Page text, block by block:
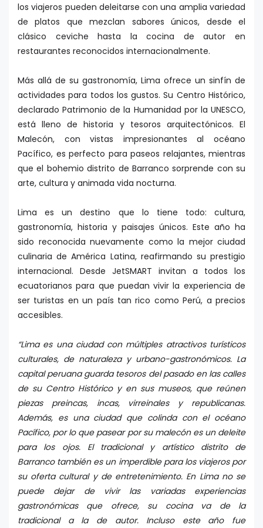
los viajeros pueden deleitarse con una amplia variedad
de platos que mezclan sabores únicos, desde el
clásico ceviche hasta la cocina de autor en
restaurantes reconocidos internacionalmente.
Más allá de su gastronomía, Lima ofrece un sinfín de
actividades para todos los gustos. Su Centro Histórico,
declarado Patrimonio de la Humanidad por la UNESCO,
está lleno de historia y tesoros arquitectónicos. El
Malecón, con vistas impresionantes al océano
Pacífico, es perfecto para paseos relajantes, mientras
que el bohemio distrito de Barranco sorprende con su
arte, cultura y animada vida nocturna.
Lima es un destino que lo tiene todo: cultura,
gastronomía, historia y paisajes únicos. Este año ha
sido reconocida nuevamente como la mejor ciudad
culinaria de América Latina, reafirmando su prestigio
internacional. Desde JetSMART invitan a todos los
ecuatorianos para que puedan vivir la experiencia de
ser turistas en un país tan rico como Perú, a precios
accesibles.
“Lima es una ciudad con múltiples atractivos turísticos
culturales, de naturaleza y urbano-gastronómicos. La
capital peruana guarda tesoros del pasado en las calles
de su Centro Histórico y en sus museos, que reúnen
piezas preincas, incas, virreinales y republicanas.
Además, es una ciudad que colinda con el océano
Pacífico, por lo que pasear por su malecón es un deleite
para los ojos. El tradicional y artístico distrito de
Barranco también es un imperdible para los viajeros por
su oferta cultural y de entretenimiento. En Lima no se
puede dejar de vivir las variadas experiencias
gastronómicas que ofrece, su cocina va de la
tradicional a la de autor. Incluso este año fue